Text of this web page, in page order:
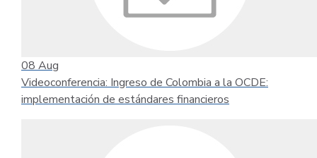
08 Aug
Videoconferencia: Ingreso de Colombia a la OCDE:
implementación de estándares financieros